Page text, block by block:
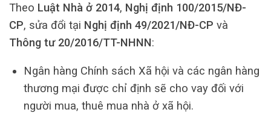
Theo Luật Nhà ở 2014, Nghị định 100/2015/NĐ-
CP, sửa đổi tại Nghị định 49/2021/NĐ-CP và
Thông tư 20/2016/TT-NHNN:
Ngân hàng Chính sách Xã hội và các ngân hàng
thương mại được chỉ định sẽ cho vay đối với
người mua, thuê mua nhà ở xã hội.